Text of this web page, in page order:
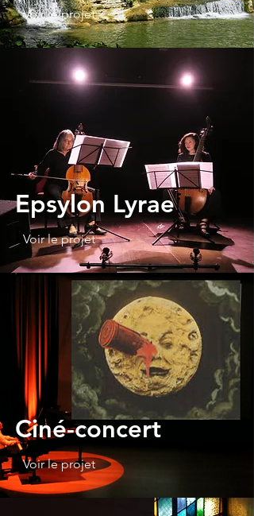
Voir le projet
Epsylon Lyrae
Voir le projet
Ciné-concert
Voir le projet